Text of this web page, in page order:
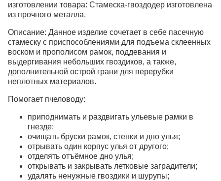
изготовлении товара: Стамеска-гвоздодер изготовлена
из прочного металла.
Описание: Данное изделие сочетает в себе пасечную
стамеску с приспособлениями для подъема склеенных
воском и прополисом рамок, поддевания и
выдергивания небольших гвоздиков, а также,
дополнительной острой грани для перерубки
неплотных материалов.
Помогает пчеловоду:
приподнимать и раздвигать ульевые рамки в
гнезде;
очищать бруски рамок, стенки и дно улья;
отрывать один корпус улья от другого;
отделять отъёмное дно улья;
открывать и закрывать летковые заградители;
удалять ненужные гвоздики и шурупы;